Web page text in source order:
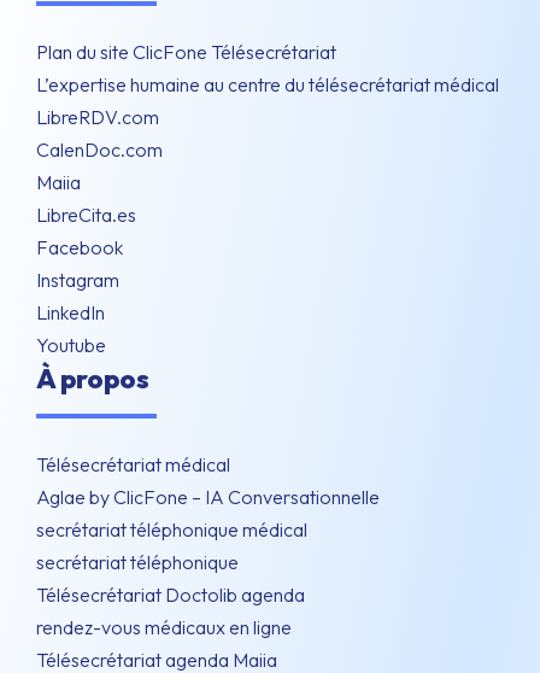
Plan du site ClicFone Télésecrétariat
L’expertise humaine au centre du télésecrétariat médical
LibreRDV.com
CalenDoc.com
Maiia
LibreCita.es
Facebook
Instagram
LinkedIn
Youtube
À propos
Télésecrétariat médical
Aglae by ClicFone – IA Conversationnelle
secrétariat téléphonique médical
secrétariat téléphonique
Télésecrétariat Doctolib agenda
rendez-vous médicaux en ligne
Télésecrétariat agenda Maiia